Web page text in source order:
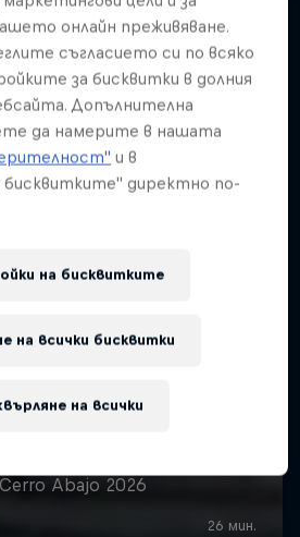
онлайн преживяване.
съгласието си по всяко
за бисквитки в долния
Допълнителна
да намерите в нашата
и в
директно по-
на бисквитките
на всички
на всички бисквитки